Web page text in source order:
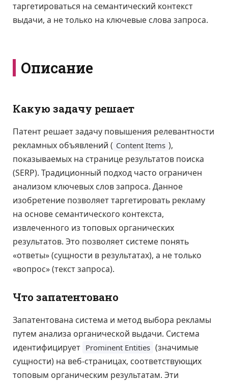
таргетироваться на семантический контекст
выдачи, а не только на ключевые слова запроса.
Описание
Какую задачу решает
Патент решает задачу повышения релевантности
рекламных объявлений ( Content Items ),
показываемых на странице результатов поиска
(SERP). Традиционный подход часто ограничен
анализом ключевых слов запроса. Данное
изобретение позволяет таргетировать рекламу
на основе семантического контекста,
извлеченного из топовых органических
результатов. Это позволяет системе понять
«ответы» (сущности в результатах), а не только
«вопрос» (текст запроса).
Что запатентовано
Запатентована система и метод выбора рекламы
путем анализа органической выдачи. Система
идентифицирует Prominent Entities (значимые
сущности) на веб-страницах, соответствующих
топовым органическим результатам. Эти